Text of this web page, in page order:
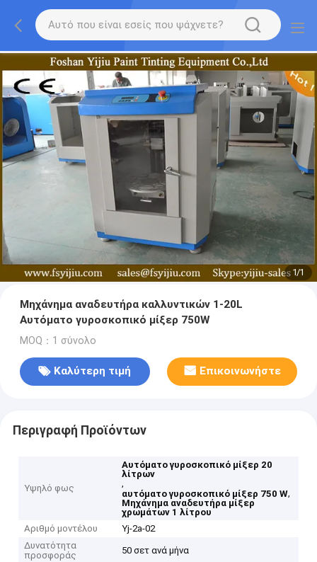
1/1
Μηχάνημα αναδευτήρα καλλυντικών 1-20L
Αυτόματο γυροσκοπικό μίξερ 750W
MOQ：1 σύνολο
Καλύτερη τιμή Επικοινωνήστε
Περιγραφή Προϊόντων
Υψηλό φως
Αυτόματο γυροσκοπικό μίξερ 20
λίτρων
,
αυτόματο γυροσκοπικό μίξερ 750 W,
Μηχάνημα αναδευτήρα μίξερ
χρωμάτων 1 λίτρου
Αριθμό μοντέλου
Yj-2a-02
Δυνατότητα
προσφοράς
50 σετ ανά μήνα